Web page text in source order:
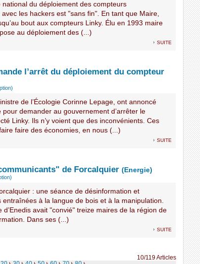
national du déploiement des compteurs
les hackers est "sans fin". En tant que Maire,
bout aux compteurs Linky. Élu en 1993 maire
au déploiement des (...)
suite
l’arrêt du déploiement du compteur
de l’Écologie Corinne Lepage, ont annoncé
demander au gouvernement d’arrêter le
Linky. Ils n’y voient que des inconvénients. Ces
faire des économies, en nous (...)
suite
de Forcalquier (Energie)
: une séance de désinformation et
entraînées à la langue de bois et à la manipulation.
avait "convié" treize maires de la région de
Dans ses (...)
suite
10/119 Articles